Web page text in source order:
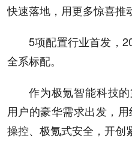
快速落地，用更多惊喜推
5项配置行业首发，
全系标配。
作为极氪智能科技
用户的豪华需求出发，
操控、极氪式安全，开创